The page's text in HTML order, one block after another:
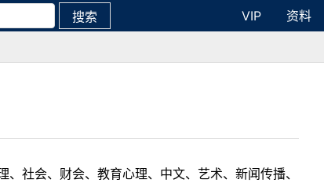
搜索 VIP
资料
社会、财会、教育心理、中文、艺术、新闻传播、